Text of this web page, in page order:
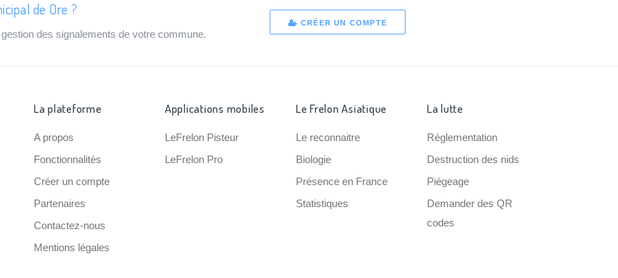
de Ore ?
des signalements de votre commune.
CRÉER UN COMPTE
La plateforme
A propos
Fonctionnalités
Créer un compte
Partenaires
Contactez-nous
Mentions légales
Applications mobiles
LeFrelon Pisteur
LeFrelon Pro
Le Frelon Asiatique
Le reconnaitre
Biologie
Présence en France
Statistiques
La lutte
Réglementation
Destruction des nids
Piégeage
Demander des QR
codes